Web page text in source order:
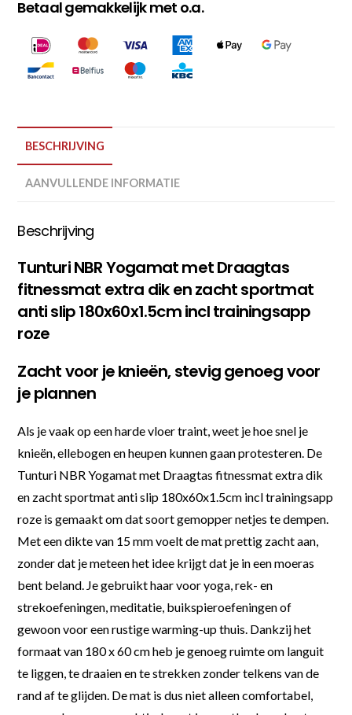
Betaal gemakkelijk met o.a.
BESCHRIJVING
AANVULLENDE INFORMATIE
Beschrijving
Tunturi NBR Yogamat met Draagtas
fitnessmat extra dik en zacht sportmat
anti slip 180x60x1.5cm incl trainingsapp
roze
Zacht voor je knieën, stevig genoeg voor
je plannen
Als je vaak op een harde vloer traint, weet je hoe snel je
knieën, ellebogen en heupen kunnen gaan protesteren. De
Tunturi NBR Yogamat met Draagtas fitnessmat extra dik
en zacht sportmat anti slip 180x60x1.5cm incl trainingsapp
roze is gemaakt om dat soort gemopper netjes te dempen.
Met een dikte van 15 mm voelt de mat prettig zacht aan,
zonder dat je meteen het idee krijgt dat je in een moeras
bent beland. Je gebruikt haar voor yoga, rek- en
strekoefeningen, meditatie, buikspieroefeningen of
gewoon voor een rustige warming-up thuis. Dankzij het
formaat van 180 x 60 cm heb je genoeg ruimte om languit
te liggen, te draaien en te strekken zonder telkens van de
rand af te glijden. De mat is dus niet alleen comfortabel,